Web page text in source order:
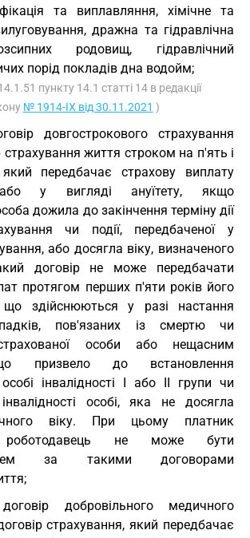
та виплавляння, хімічне та
дражна та гідравлічна
родовищ, гідравлічний
порід покладів дна водойм;
пункту 14.1 статті 14 в редакції
№ 1914-IX від 30.11.2021 )
довгострокового страхування
страхування життя строком на п'ять і
передбачає страхову виплату
у вигляді ануїтету, якщо
дожила до закінчення терміну дії
чи події, передбаченої у
або досягла віку, визначеного
договір не може передбачати
протягом перших п'яти років його
що здійснюються у разі настання
пов'язаних із смертю чи
особи або нещасним
призвело до встановлення
особі інвалідності I або II групи чи
особі, яка не досягла
віку. При цьому платник
не може бути
за такими договорами
добровільного медичного
страхування, який передбачає